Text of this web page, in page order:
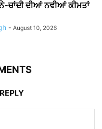
ਚਾਂਦੀ ਦੀਆਂ ਨਵੀਆਂ ਕੀਮਤਾਂ
- August 10, 2026